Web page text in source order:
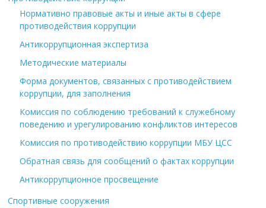
Нормативно правовые акты и иные акты в сфере
противодействия коррупции
Антикоррупционная экспертиза
Методические материалы
Форма документов, связанных с противодействием
коррупции, для заполнения
Комиссия по соблюдению требований к служебному
поведению и урегулированию конфликтов интересов
Комиссия по противодействию коррупции МБУ ЦСС
Обратная связь для сообщений о фактах коррупции
Антикоррупционное просвещение
Спортивные сооружения